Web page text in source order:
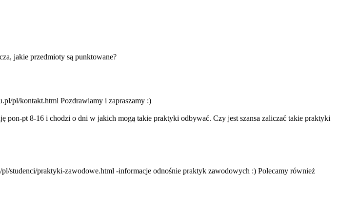
jakie przedmioty są punktowane?
pl/kontakt.html Pozdrawiamy i zapraszamy :)
pt 8-16 i chodzi o dni w jakich mogą takie praktyki odbywać. Czy jest szansa zaliczać takie praktyki
studenci/praktyki-zawodowe.html -informacje odnośnie praktyk zawodowych :) Polecamy również